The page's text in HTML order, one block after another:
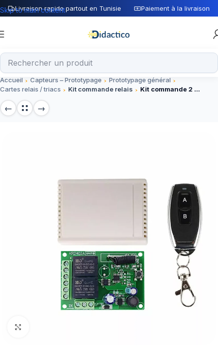
Livraison rapide partout en Tunisie Paiement à la livraison
Skip to main content
Accueil Capteurs – Prototypage
Prototypage général
Cartes relais / triacs
Kit commande relais Kit commande 2 relais 433Mhz 220V